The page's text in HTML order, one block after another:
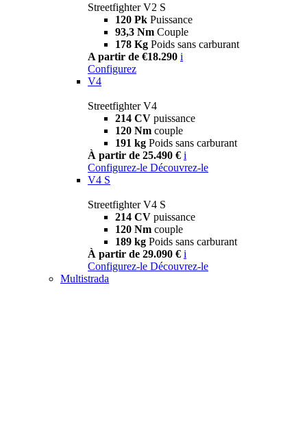
Streetfighter V2 S
120 Pk Puissance
93,3 Nm Couple
178 Kg Poids sans carburant
A partir de €18.290 i
Configurez
V4
Streetfighter V4
214 CV puissance
120 Nm couple
191 kg Poids sans carburant
À partir de 25.490 € i
Configurez-le Découvrez-le
V4 S
Streetfighter V4 S
214 CV puissance
120 Nm couple
189 kg Poids sans carburant
À partir de 29.090 € i
Configurez-le Découvrez-le
Multistrada